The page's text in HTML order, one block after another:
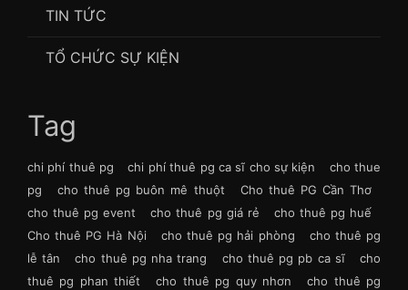
TIN TỨC
TỔ CHỨC SỰ KIỆN
Tag
chi phí thuê pg chi phí thuê pg ca sĩ cho sự kiện
cho thue
pg
cho thuê pg buôn mê thuột
Cho thuê PG Cần Thơ
cho thuê pg event
cho thuê pg giá rẻ
cho thuê pg huế
Cho thuê PG Hà Nội
cho thuê pg hải phòng
cho thuê pg
lễ tân
cho thuê pg nha trang cho thuê pg pb ca sĩ
cho
thuê pg phan thiết
cho thuê pg quy nhơn
cho thuê pg